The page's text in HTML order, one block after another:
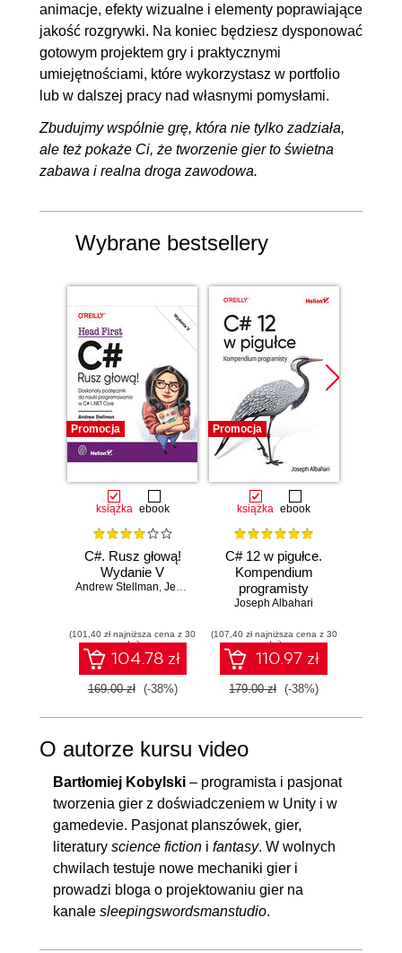
animacje, efekty wizualne i elementy poprawiające
jakość rozgrywki. Na koniec będziesz dysponować
gotowym projektem gry i praktycznymi
umiejętnościami, które wykorzystasz w portfolio
lub w dalszej pracy nad własnymi pomysłami.
Zbudujmy wspólnie grę, która nie tylko zadziała,
ale też pokaże Ci, że tworzenie gier to świetna
zabawa i realna droga zawodowa.
Wybrane bestsellery
Promocja
książka ebook
C#. Rusz głową!
Wydanie V
Andrew Stellman, Jennifer Greene
(101,40 zł najniższa cena z 30
dni)
104.78 zł
169.00 zł (-38%)
Promocja
książka ebook
C# 12 w pigułce.
Kompendium
programisty
Joseph Albahari
(107,40 zł najniższa cena z 30
dni)
110.97 zł
179.00 zł (-38%)
O autorze kursu video
Bartłomiej Kobylski – programista i pasjonat
tworzenia gier z doświadczeniem w Unity i w
gamedevie. Pasjonat planszówek, gier,
literatury science fiction i fantasy. W wolnych
chwilach testuje nowe mechaniki gier i
prowadzi bloga o projektowaniu gier na
kanale sleepingswordsmanstudio.